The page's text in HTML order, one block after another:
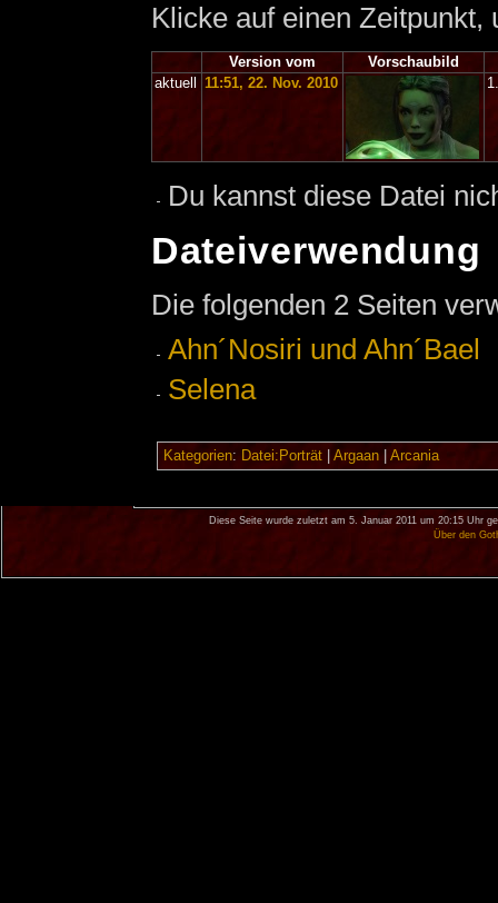
Klicke auf einen
Version vom
Vorschaubild
aktuell
11:51, 22. Nov. 2010
Du kannst diese Datei
Dateiverwendung
Die folgenden 2 Seiten
Ahn´Nosiri und Ahn´Bael
Selena
Kategorien: Datei:Porträt| Argaan| Arcania
Diese Seite wurde zuletzt am 5. Januar 2011 um 20:15 Uhr
Über den